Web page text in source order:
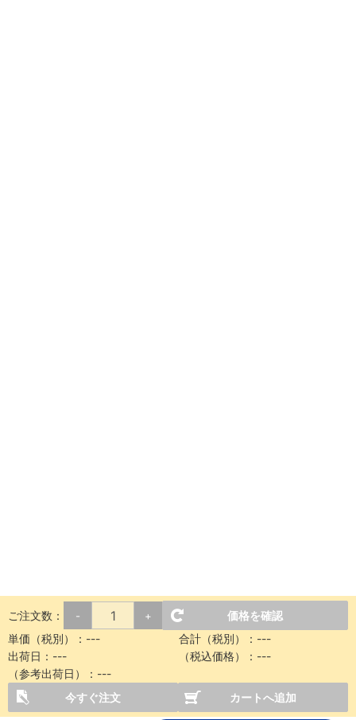
ご注文数： - +
価格を確認
単価（税別）： --- 合計（税別）： ---
出荷日： --- （税込価格）： ---
（参考出荷日）： ---
今すぐ注文
カートへ追加